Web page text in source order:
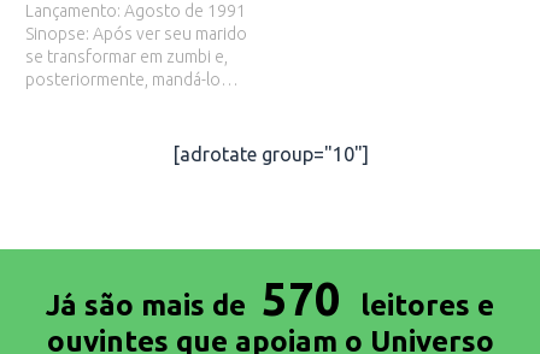
Lançamento: Agosto de 1991
Sinopse: Após ver seu marido
se transformar em zumbi e,
posteriormente, mandá-lo…
[adrotate group="10"]
Já são mais de 570
leitores e
ouvintes que apoiam o Universo